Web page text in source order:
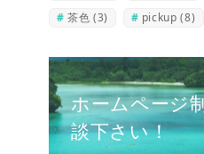
茶色 (3) pickup (8)
ホームページ
談下さい！